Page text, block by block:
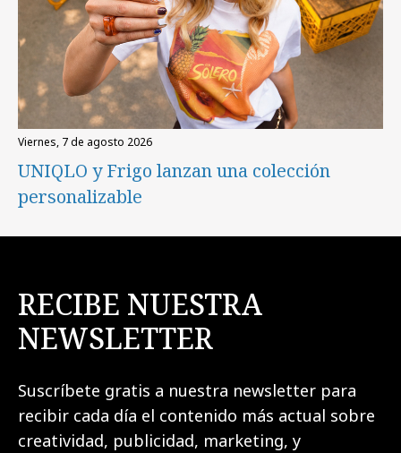
viernes, 7 de agosto 2026
UNIQLO y Frigo lanzan una colección
personalizable
RECIBE NUESTRA
NEWSLETTER
Suscríbete gratis a nuestra newsletter para
recibir cada día el contenido más actual sobre
creatividad, publicidad, marketing, y